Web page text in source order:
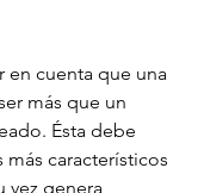
en cuenta que una
más que un
Ésta debe
característicos
vez genera